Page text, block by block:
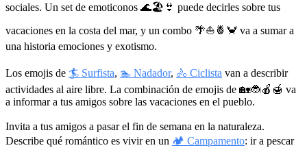
sociales. Un set de emoticonos 🌊🏖👙 puede decirles sobre tus
vacaciones en la costa del mar, y un combo 🌴⛵🍍🦀 va a sumar a
una historia emociones y exotismo.
Los emojis de 🏄 Surfista, 🏊 Nadador, 🚴 Ciclista van a describir
actividades al aire libre. La combinación de emojis de 🏡🐞🍎🍯 va
a informar a tus amigos sobre las vacaciones en el pueblo.
Invita a tus amigos a pasar el fin de semana en la naturaleza.
Describe qué romántico es vivir en un 🏕 Campamento: ir a pescar